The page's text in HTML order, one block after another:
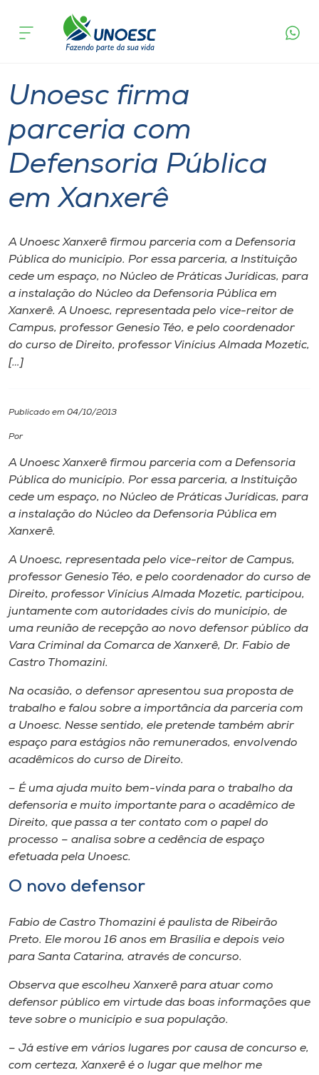
Cursos
Atendimento ao Estudante
Portal de Ensino
A
Internacionalização
I.nova
Cultura
CPA
Biblioteca
Editora
Rádio
Museu
Unoesc
Store
o idioma
acontece
Unoesc firma
parceria com
Defensoria Pública
em Xanxerê
A Unoesc Xanxerê firmou parceria com a Defensoria
Pública do município. Por essa parceria, a Instituição
cede um espaço, no Núcleo de Práticas Jurídicas, para
a instalação do Núcleo da Defensoria Pública em
Xanxerê. A Unoesc, representada pelo vice-reitor de
Campus, professor Genesio Téo, e pelo coordenador
do curso de Direito, professor Vinícius Almada Mozetic,
[…]
Publicado em 04/10/2013
Por
A Unoesc Xanxerê firmou parceria com a Defensoria
Pública do município. Por essa parceria, a Instituição
cede um espaço, no Núcleo de Práticas Jurídicas, para
a instalação do Núcleo da Defensoria Pública em
Xanxerê.
A Unoesc, representada pelo vice-reitor de Campus,
professor Genesio Téo, e pelo coordenador do curso de
Direito, professor Vinícius Almada Mozetic, participou,
juntamente com autoridades civis do município, de
uma reunião de recepção ao novo defensor público da
Vara Criminal da Comarca de Xanxerê, Dr. Fabio de
Castro Thomazini.
Na ocasião, o defensor apresentou sua proposta de
trabalho e falou sobre a importância da parceria com
a Unoesc. Nesse sentido, ele pretende também abrir
espaço para estágios não remunerados, envolvendo
acadêmicos do curso de Direito.
– É uma ajuda muito bem-vinda para o trabalho da
defensoria e muito importante para o acadêmico de
Direito, que passa a ter contato com o papel do
processo – analisa sobre a cedência de espaço
efetuada pela Unoesc.
O novo defensor
Fabio de Castro Thomazini é paulista de Ribeirão
Preto. Ele morou 16 anos em Brasília e depois veio
para Santa Catarina, através de concurso.
Observa que escolheu Xanxerê para atuar como
defensor público em virtude das boas informações que
teve sobre o município e sua população.
– Já estive em vários lugares por causa de concurso e,
com certeza, Xanxerê é o lugar que melhor me